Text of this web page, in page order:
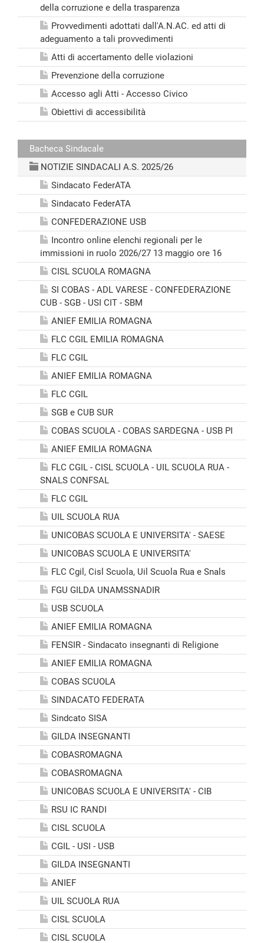
della corruzione e della trasparenza
Provvedimenti adottati dall'A.N.AC. ed atti di
adeguamento a tali provvedimenti
Atti di accertamento delle violazioni
Prevenzione della corruzione
Accesso agli Atti - Accesso Civico
Obiettivi di accessibilità
Bacheca Sindacale
NOTIZIE SINDACALI A.S. 2025/26
Sindacato FederATA
Sindacato FederATA
CONFEDERAZIONE USB
Incontro online elenchi regionali per le
immissioni in ruolo 2026/27 13 maggio ore 16
CISL SCUOLA ROMAGNA
SI COBAS - ADL VARESE - CONFEDERAZIONE
CUB - SGB - USI CIT - SBM
ANIEF EMILIA ROMAGNA
FLC CGIL EMILIA ROMAGNA
FLC CGIL
ANIEF EMILIA ROMAGNA
FLC CGIL
SGB e CUB SUR
COBAS SCUOLA - COBAS SARDEGNA - USB PI
ANIEF EMILIA ROMAGNA
FLC CGIL - CISL SCUOLA - UIL SCUOLA RUA -
SNALS CONFSAL
FLC CGIL
UIL SCUOLA RUA
UNICOBAS SCUOLA E UNIVERSITA' - SAESE
UNICOBAS SCUOLA E UNIVERSITA'
FLC Cgil, Cisl Scuola, Uil Scuola Rua e Snals
FGU GILDA UNAMSSNADIR
USB SCUOLA
ANIEF EMILIA ROMAGNA
FENSIR - Sindacato insegnanti di Religione
ANIEF EMILIA ROMAGNA
COBAS SCUOLA
SINDACATO FEDERATA
Sindcato SISA
GILDA INSEGNANTI
COBASROMAGNA
COBASROMAGNA
UNICOBAS SCUOLA E UNIVERSITA' - CIB
RSU IC RANDI
CISL SCUOLA
CGIL - USI - USB
GILDA INSEGNANTI
ANIEF
UIL SCUOLA RUA
CISL SCUOLA
CISL SCUOLA